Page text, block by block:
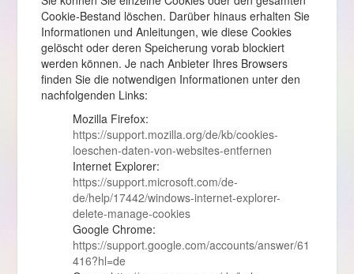
Cookie-Bestand löschen. Darüber hinaus erhalten Sie
Informationen und Anleitungen, wie diese Cookies
gelöscht oder deren Speicherung vorab blockiert
werden können. Je nach Anbieter Ihres Browsers
finden Sie die notwendigen Informationen unter den
nachfolgenden Links:
Mozilla Firefox:
https://support.mozilla.org/de/kb/cookies-
loeschen-daten-von-websites-entfernen
Internet Explorer:
https://support.microsoft.com/de-
de/help/17442/windows-internet-explorer-
delete-manage-cookies
Google Chrome:
https://support.google.com/accounts/answer/61
416?hl=de